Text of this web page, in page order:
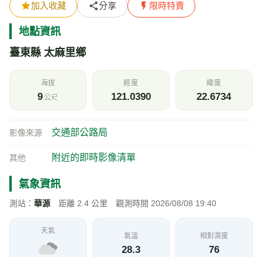
加入收藏 分享 限時特賣
地點資訊
臺東縣 太麻里鄉
海拔
9公尺
經度
121.0390
緯度
22.6734
影像來源 交通部公路局
其他 附近的即時影像清單
氣象資訊
測站： 華源 距離 2.4 公里 觀測時間 2026/08/08 19:40
天氣
氣溫
28.3
相對濕度
76